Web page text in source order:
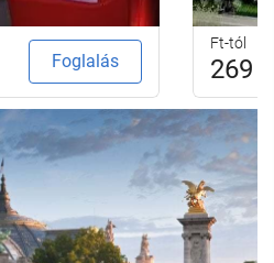
Foglalás
Ft-tól
269